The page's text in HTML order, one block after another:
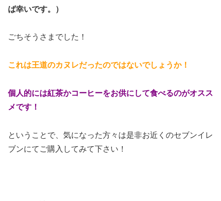
ば幸いです。）
ごちそうさまでした！
これは王道のカヌレだったのではないでしょうか！
個人的には紅茶かコーヒーをお供にして食べるのがオスス
メです！
ということで、気になった方々は是非お近くのセブンイレ
ブンにてご購入してみて下さい！